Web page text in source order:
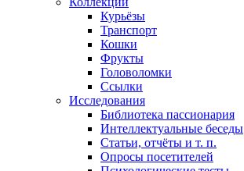
Курьёзы
Транспорт
Кошки
Фрукты
Головоломки
Ссылки
Исследования
Библиотека пассионария
Интеллектуальные беседы
Статьи, отчёты и т. п.
Опросы посетителей